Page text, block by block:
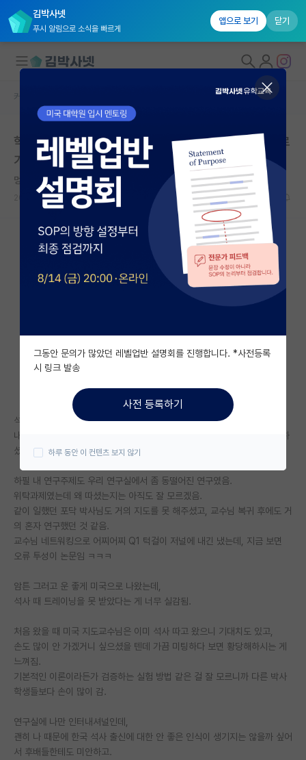
김박사넷
푸시 알림으로 소식을 빠르게
앱으로 보기 닫기
대학원생 모집
국내대학원 정보
연구실&오픈랩
커뮤니티
커뮤니티 홈
전체글보기
베스트 게시판
자유 게시판(아무개랩)
미국 유학 게시판
미국 대학원 합격 후기 게시판
대학원생 모집 게시판
연구실(PI) 홍보 게시판
석박사 채용 정보 게시판
임용 정보 게시판
학부 인턴 게시판
취업 게시판
임용 후기 게시판
PI 전용 게시판
인문사회 계열 게시판
특수/전문대학원 게시판
반도체/AI 게시판
장학금/장학생 게시판
커뮤니티 홈
학생때, 특히 석사때는 트레이닝 많이 받을 수 있는 곳으로
가는게 중요한 것 같음
멍때리는 유클리드
2026.05.15 10 6450
석사 지도교수님이 우리 분야 국내에서 손꼽는 대가셨는데,
내가 석사과정 할 때 많이 아프셨음. 거의 1년 넘게 수술-입원-수술-입원 하
셨던 것 같음.
하필 내 연구주제도 우리 연구실에서 좀 동떨어진 연구였음.
위탁과제였는데 왜 따셨는지는 아직도 잘 모르겠음.
같이 일했던 포닥 박사님도 거의 지도를 못 해주셨고, 교수님 복귀 후에도 거
의 혼자 연구했던 것 같음.
교수님 네트워킹으로 어찌어찌 Q1 턱걸이 저널에 내긴 냈는데, 지금 보면
오류 투성이 논문임 ㅋㅋㅋ
암튼 그러고 운 좋게 미국으로 나왔는데,
석사 때 트레이닝을 못 받았다는 게 너무 실감됨.
처음 왔을 때 미국 지도교수님은 이미 석사 따고 왔으니 기대치도 있고,
손도 많이 안 가겠거니 싶으셨을 텐데 가끔 미팅하다 보면 황당해하시는 게
느껴짐.
기본적인 이론이라든가 검증하는 실험 방법 같은 걸 잘 모르니까 다른 박사
학생들보다 손이 많이 감.
연구실에 나만 인터내셔널인데,
괜히 나 때문에 한국 석사 출신에 대한 안 좋은 인식이 생기지는 않을까 싶어
서 후배들한테도 미안하고.
그동안 문의가 많았던 레벨업반 설명회를 진행합니다. *사전등록
시 링크 발송
사전 등록하기
하루 동안 이 컨텐츠 보지 않기